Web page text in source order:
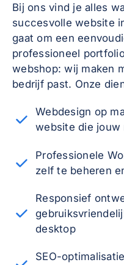
Bij ons vind je alles
succesvolle website
gaat om een
professioneel
webshop: wij maken
bedrijf past. Onze
Webdesign op
website die
Professionele
zelf te beheren
Responsief
desktop
SEO-